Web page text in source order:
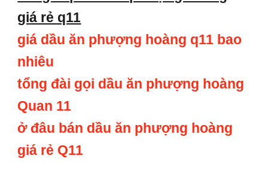
giá rẻ q11
giá dầu ăn phượng hoàng q11 bao
nhiêu
tổng đài gọi dầu ăn phượng hoàng
Quan 11
ở đâu bán dầu ăn phượng hoàng
giá rẻ Q11